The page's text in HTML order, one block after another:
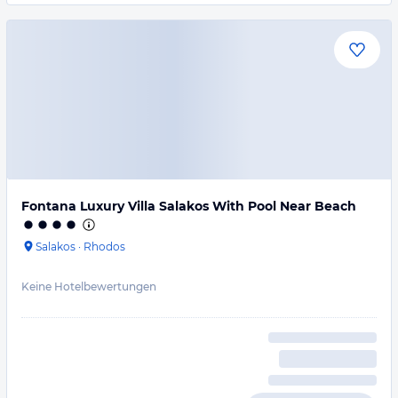
Fontana Luxury Villa Salakos With Pool Near Beach
Salakos · Rhodos
Keine Hotelbewertungen